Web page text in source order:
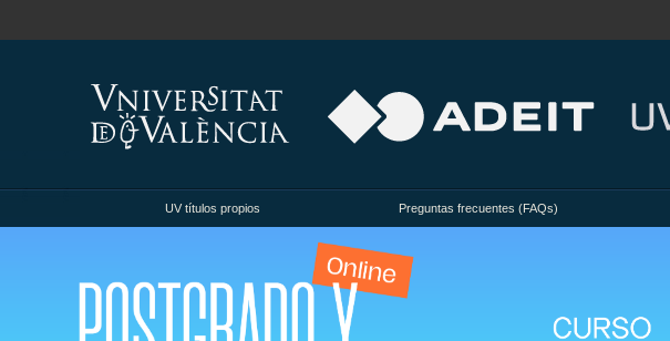
UV títulos propios Preguntas frecuentes (FAQs)